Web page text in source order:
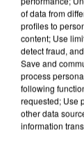
LES
FRANCE
of data from
profiles to
content; Use
detect fraud,
Save and
process
following
requested; Use
other data
information